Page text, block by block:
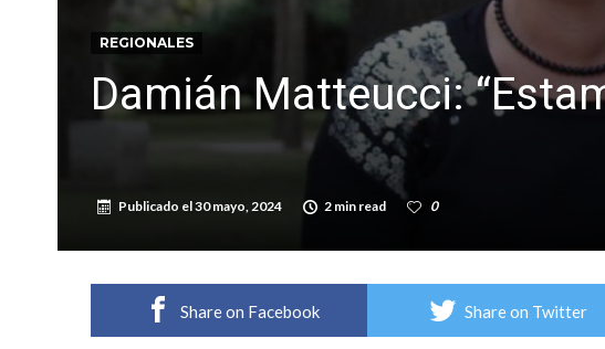
REGIONALES
Damián Matteucci:
Publicado el30 mayo, 2024 2 min read 0
Share on Facebook Share on Twitter